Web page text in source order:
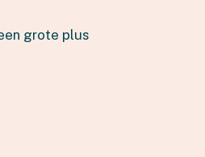
grote plus